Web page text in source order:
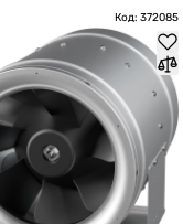
Код: 372085